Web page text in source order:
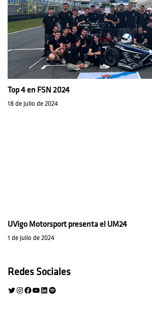
Top 4 en FSN 2024
18 de julio de 2024
UVigo Motorsport presenta el UM24
1 de julio de 2024
Redes Sociales